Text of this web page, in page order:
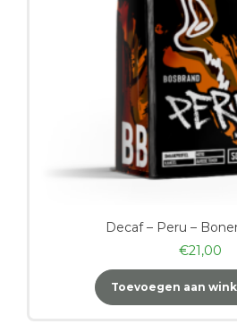
Decaf – Peru –
€21,00
Toevoegen aan